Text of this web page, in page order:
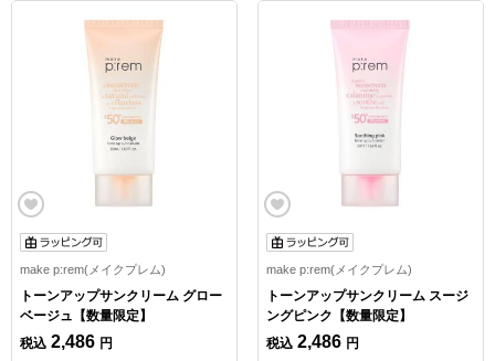
make p:rem(メイクプレム)
トーンアップサンクリーム グロー
ベージュ【数量限定】
税込 2,486 円
make p:rem(メイクプレム)
トーンアップサンクリーム スージ
ングピンク【数量限定】
税込 2,486 円